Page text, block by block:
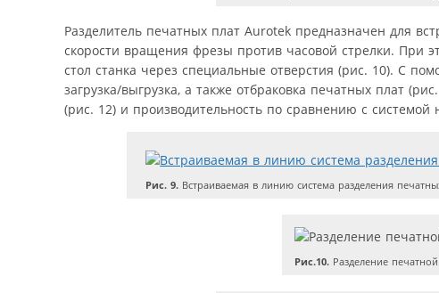
Разделитель печатных плат Aurotek предназначен для
скорости вращения фрезы против часовой стрелки. При
стол станка через специальные отверстия (рис. 10). С
загрузка/выгрузка, а также отбраковка печатных плат
(рис. 12) и производительность по сравнению с системой
Рис. 9. Встраиваемая в линию система разделения
Рис.10. Разделение